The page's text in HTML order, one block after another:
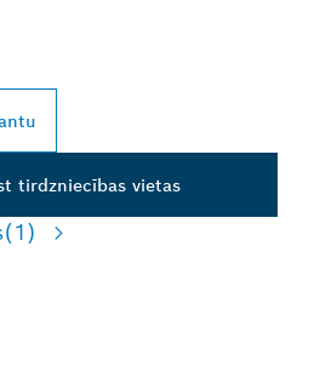
tirdzniecības vietas
(1)